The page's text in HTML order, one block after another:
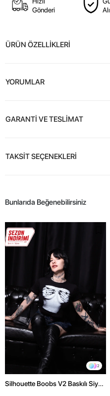
Gönderi
ÜRÜN ÖZELLİKLERİ
YORUMLAR
GARANTİ VE TESLİMAT
TAKSİT SEÇENEKLERİ
Bunlarıda Beğenebilirsiniz
2
Silhouette Boobs V2 Baskılı Siyah